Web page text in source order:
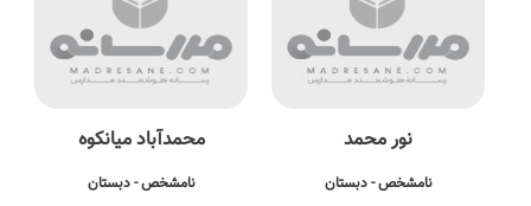
نور محمد
نامشخص - دبستان
محمدآباد میانکوه
نامشخص - دبستان